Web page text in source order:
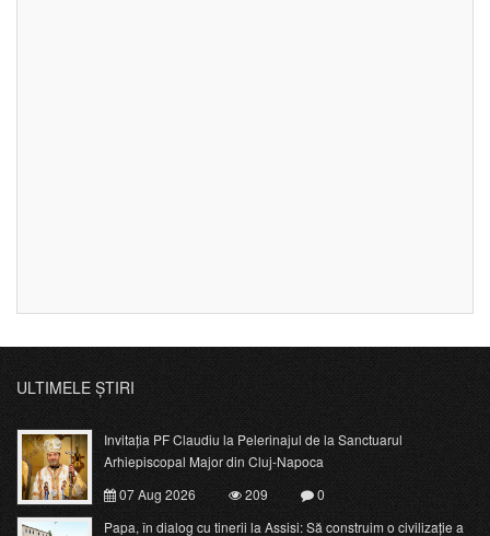
ULTIMELE ȘTIRI
Invitația PF Claudiu la Pelerinajul de la Sanctuarul
Arhiepiscopal Major din Cluj-Napoca
07 Aug 2026
209
0
Papa, în dialog cu tinerii la Assisi: Să construim o civilizație a